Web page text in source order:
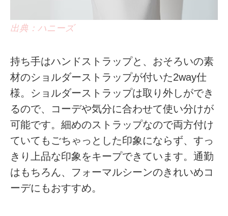
出典：ハニーズ
持ち手はハンドストラップと、おそろいの素
材のショルダーストラップが付いた2way仕
様。ショルダーストラップは取り外しができ
るので、コーデや気分に合わせて使い分けが
可能です。細めのストラップなので両方付け
ていてもごちゃっとした印象にならず、すっ
きり上品な印象をキープできています。通勤
はもちろん、フォーマルシーンのきれいめコ
ーデにもおすすめ。